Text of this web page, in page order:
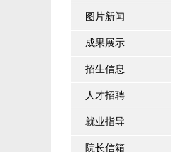
图片新闻
成果展示
招生信息
人才招聘
就业指导
院长信箱